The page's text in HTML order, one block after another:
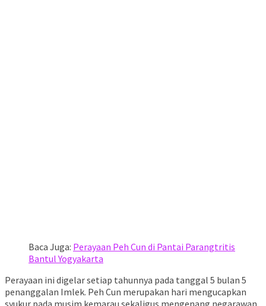
Baca Juga: Perayaan Peh Cun di Pantai Parangtritis
Bantul Yogyakarta
Perayaan ini digelar setiap tahunnya pada tanggal 5 bulan 5
penanggalan Imlek. Peh Cun merupakan hari mengucapkan
syukur pada musim kemarau sekaligus mengenang negarawan